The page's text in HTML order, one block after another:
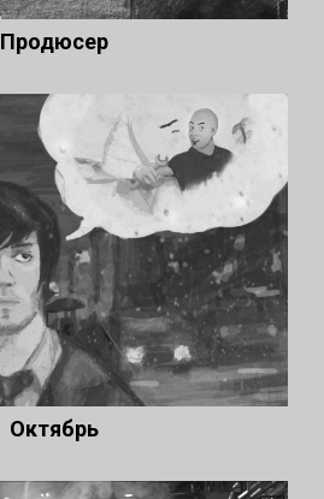
Продюсер
Октябрь